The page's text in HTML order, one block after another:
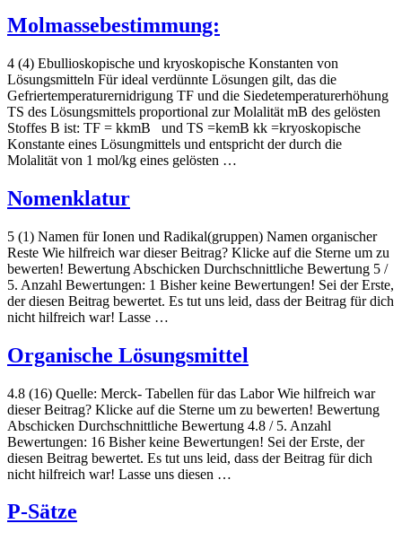
Molmassebestimmung:
4 (4) Ebullioskopische und kryoskopische Konstanten von
Lösungsmitteln Für ideal verdünnte Lösungen gilt, das die
Gefriertemperaturernidrigung TF und die Siedetemperaturerhöhung
TS des Lösungsmittels proportional zur Molalität mB des gelösten
Stoffes B ist: TF = kkmB und TS =kemB kk =kryoskopische
Konstante eines Lösungmittels und entspricht der durch die
Molalität von 1 mol/kg eines gelösten …
Nomenklatur
5 (1) Namen für Ionen und Radikal(gruppen) Namen organischer
Reste Wie hilfreich war dieser Beitrag? Klicke auf die Sterne um zu
bewerten! Bewertung Abschicken Durchschnittliche Bewertung 5 /
5. Anzahl Bewertungen: 1 Bisher keine Bewertungen! Sei der Erste,
der diesen Beitrag bewertet. Es tut uns leid, dass der Beitrag für dich
nicht hilfreich war! Lasse …
Organische Lösungsmittel
4.8 (16) Quelle: Merck- Tabellen für das Labor Wie hilfreich war
dieser Beitrag? Klicke auf die Sterne um zu bewerten! Bewertung
Abschicken Durchschnittliche Bewertung 4.8 / 5. Anzahl
Bewertungen: 16 Bisher keine Bewertungen! Sei der Erste, der
diesen Beitrag bewertet. Es tut uns leid, dass der Beitrag für dich
nicht hilfreich war! Lasse uns diesen …
P-Sätze